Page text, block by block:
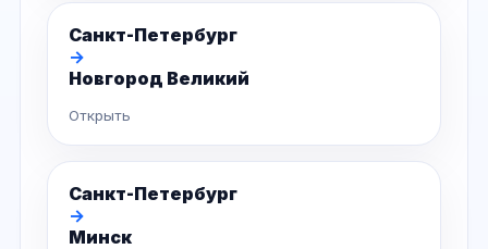
Санкт-Петербург
→
Новгород Великий
Открыть
Санкт-Петербург
→
Минск